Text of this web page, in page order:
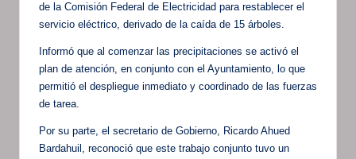
de la Comisión Federal de Electricidad para restablecer el
servicio eléctrico, derivado de la caída de 15 árboles.
Informó que al comenzar las precipitaciones se activó el
plan de atención, en conjunto con el Ayuntamiento, lo que
permitió el despliegue inmediato y coordinado de las fuerzas
de tarea.
Por su parte, el secretario de Gobierno, Ricardo Ahued
Bardahuil, reconoció que este trabajo conjunto tuvo un